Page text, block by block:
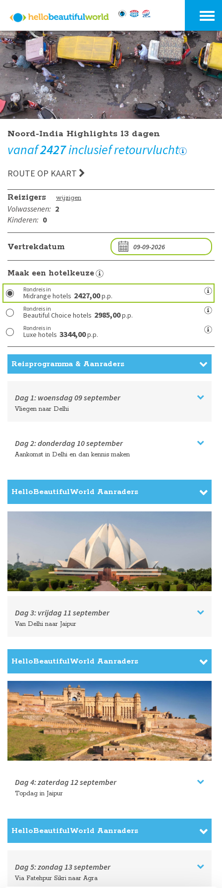
Noord-India Highlights 13 dagen
vanaf2427inclusief retourvlucht
ROUTE OP KAART
Reizigers wijzigen
Volwassenen: 2
Kinderen: 0
Vertrekdatum
Maak een hotelkeuze
Rondreis in
Midrange hotels 2427,00p.p.
Rondreis in
Beautiful Choice hotels 2985,00p.p.
Rondreis in
Luxe hotels 3344,00p.p.
Reisprogramma & Aanraders
Dag 1: woensdag 09 september
Vliegen naar Delhi
Dag 2:donderdag 10 september
Aankomst in Delhi en dan kennis maken
HelloBeautifulWorld Aanraders
Dag 3: vrijdag 11 september
Van Delhi naar Jaipur
HelloBeautifulWorld Aanraders
Dag 4:zaterdag 12 september
Topdag in Jaipur
HelloBeautifulWorld Aanraders
Dag 5:zondag 13 september
Via Fatehpur Sikri naar Agra